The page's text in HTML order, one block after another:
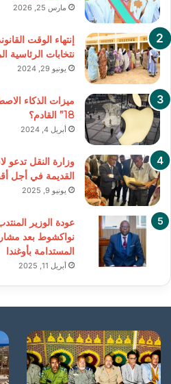
مارس 25, 2026
إنتهاء الوقت
نتخابات الرئاسية
يونيو 29, 2024
ميزات الذكاء
18” القادم؟
أبريل 4, 2024
وزارة النقل تدعو
القديمة في أجل أقصاه
يونيو 9, 2025
عودة الوزير
نواكشوط بعد
المستدامة بأوغندا
أبريل 11, 2025